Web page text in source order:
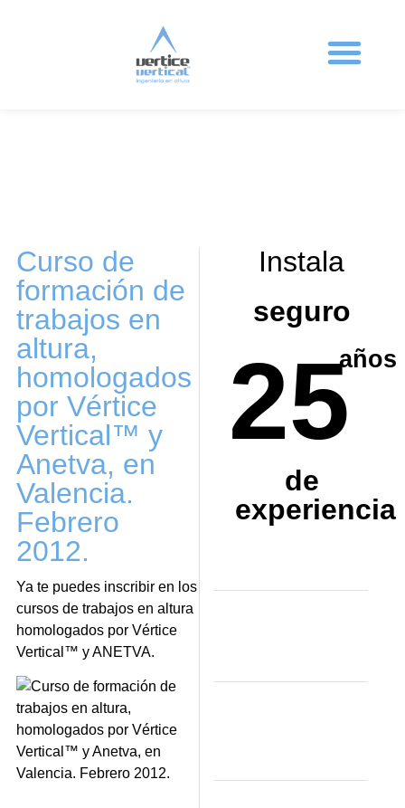
Curso de
formación de
trabajos en
altura,
homologados
por Vértice
Vertical™ y
Anetva, en
Valencia.
Febrero
2012.
Ya te puedes inscribir en los
cursos de trabajos en altura
homologados por Vértice
Vertical™ y ANETVA.
Instala
seguro
25años
de
experiencia